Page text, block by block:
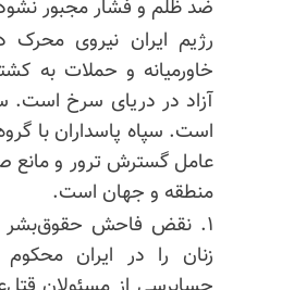
ضد ظلم و فشار مجبور
رژیم ایران نیروی
خاورمیانه و حملات به
آزاد در دریای سرخ است.
است. سپاه پاسداران با
عامل گسترش ترور و مانع
منطقه و جهان است.
۱. نقض فاحش حقوق‌بشر
زنان را در ایران